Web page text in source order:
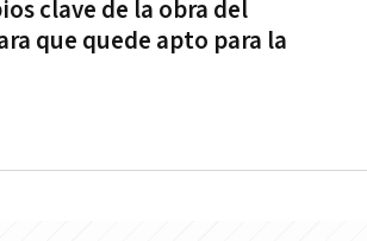
clave de la obra del
que quede apto para la